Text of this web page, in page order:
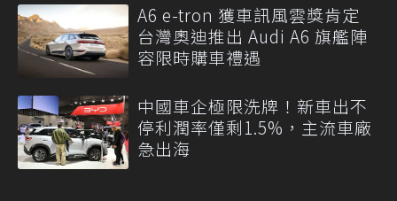
A6 e-tron 獲車訊風雲獎肯定
台灣奧迪推出 Audi A6 旗艦陣
容限時購車禮遇
中國車企極限洗牌！新車出不
停利潤率僅剩1.5%，主流車廠
急出海